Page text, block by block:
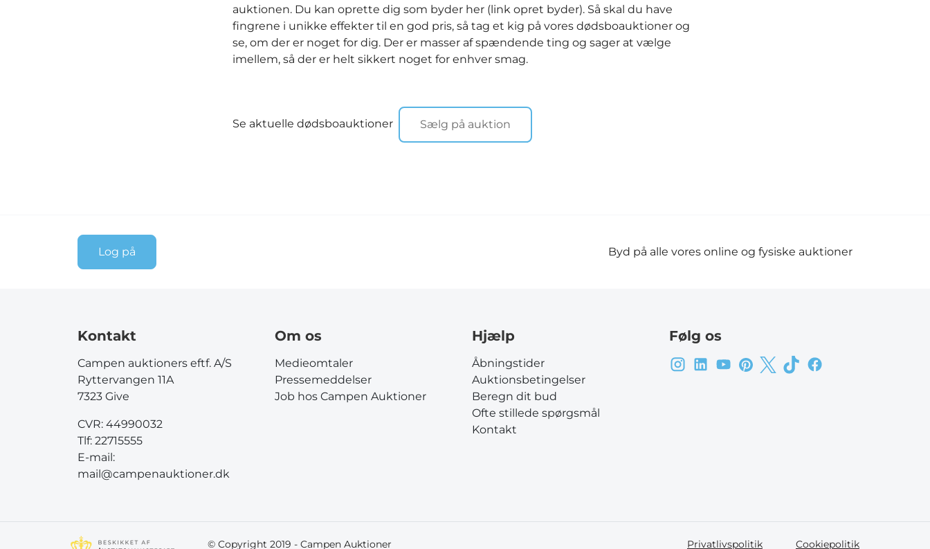
auktionen. Du kan oprette dig som byder her (link opret byder). Så skal du have
fingrene i unikke effekter til en god pris, så tag et kig på vores dødsboauktioner og
se, om der er noget for dig. Der er masser af spændende ting og sager at vælge
imellem, så der er helt sikkert noget for enhver smag.
Se aktuelle dødsboauktioner Sælg på auktion
Log på Byd på alle vores online og fysiske auktioner
Kontakt
Campen auktioners eftf. A/S
Ryttervangen 11A
7323 Give
CVR: 44990032
Tlf: 22715555
E-mail:
mail@campenauktioner.dk
Om os
Medieomtaler
Pressemeddelser
Job hos Campen Auktioner
Hjælp
Åbningstider
Auktionsbetingelser
Beregn dit bud
Ofte stillede spørgsmål
Kontakt
Følg os
© Copyright 2019 - Campen Auktioner Privatlivspolitik Cookiepolitik